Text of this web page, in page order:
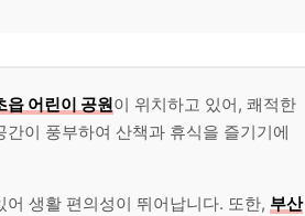
읍 어린이 공원이 위치하고 있어, 쾌적한
이 풍부하여 산책과 휴식을 즐기기에
생활 편의성이 뛰어납니다. 또한, 부산